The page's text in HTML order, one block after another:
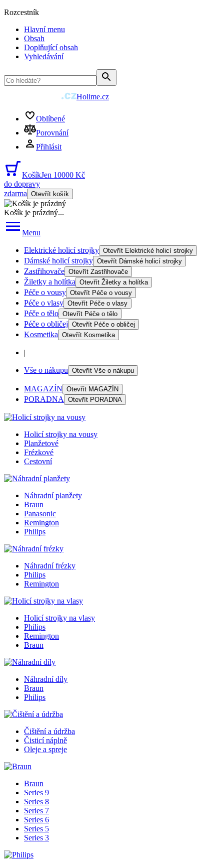
Rozcestník
Hlavní menu
Obsah
Doplňující obsah
Vyhledávání
Holime.cz
Oblíbené
Porovnání
Přihlásit
KošíkJen 10000 Kč
do dopravy
zdarma Otevřít košík
Košík je prázdný...
Menu
Elektrické holicí strojky Otevřít Elektrické holicí strojky
Dámské holicí strojky Otevřít Dámské holicí strojky
Zastřihovače Otevřít Zastřihovače
Žiletky a holítka Otevřít Žiletky a holítka
Péče o vousy Otevřít Péče o vousy
Péče o vlasy Otevřít Péče o vlasy
Péče o tělo Otevřít Péče o tělo
Péče o obličej Otevřít Péče o obličej
Kosmetika Otevřít Kosmetika
|
Vše o nákupu Otevřít Vše o nákupu
MAGAZÍN Otevřít MAGAZÍN
PORADNA Otevřít PORADNA
Holicí strojky na vousy
Planžetové
Frézkové
Cestovní
Náhradní planžety
Braun
Panasonic
Remington
Philips
Náhradní frézky
Philips
Remington
Holicí strojky na vlasy
Philips
Remington
Braun
Náhradní díly
Braun
Philips
Čištění a údržba
Čisticí náplně
Oleje a spreje
Braun
Series 9
Series 8
Series 7
Series 6
Series 5
Series 3